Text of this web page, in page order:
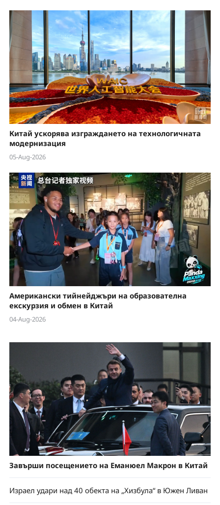
Китай ускорява изграждането на технологичната
модернизация
05-Aug-2026
Американски тийнейджъри на образователна
екскурзия и обмен в Китай
04-Aug-2026
Завърши посещението на Еманюел Макрон в Китай
Израел удари над 40 обекта на „Хизбула“ в Южен Ливан